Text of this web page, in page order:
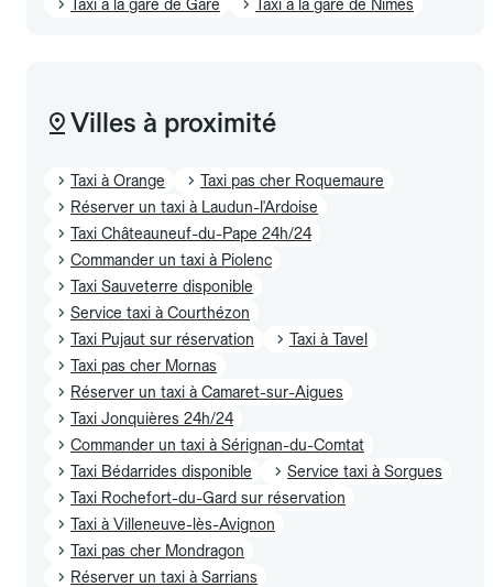
Taxi à la gare de Gare Taxi à la gare de Nimes
Villes à proximité
Taxi à Orange
Taxi pas cher Roquemaure
Réserver un taxi à Laudun-l'Ardoise
Taxi Châteauneuf-du-Pape 24h/24
Commander un taxi à Piolenc
Taxi Sauveterre disponible
Service taxi à Courthézon
Taxi Pujaut sur réservation
Taxi à Tavel
Taxi pas cher Mornas
Réserver un taxi à Camaret-sur-Aigues
Taxi Jonquières 24h/24
Commander un taxi à Sérignan-du-Comtat
Taxi Bédarrides disponible
Service taxi à Sorgues
Taxi Rochefort-du-Gard sur réservation
Taxi à Villeneuve-lès-Avignon
Taxi pas cher Mondragon
Réserver un taxi à Sarrians